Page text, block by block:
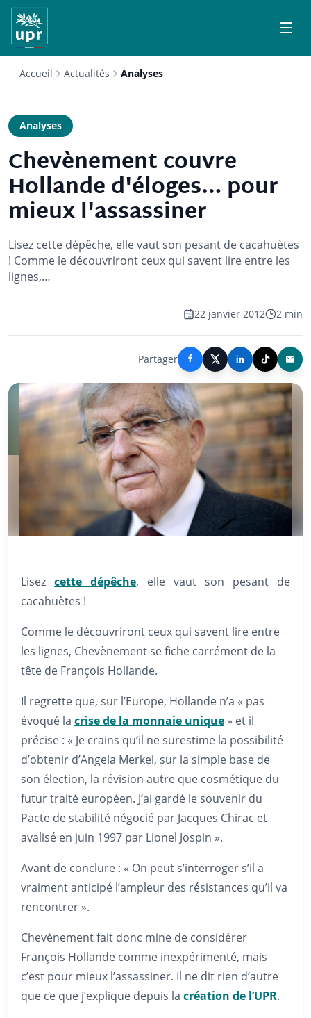
Accueil Actualités Analyses
Analyses
Chevènement couvre
Hollande d'éloges… pour
mieux l'assassiner
Lisez cette dépêche, elle vaut son pesant de cacahuètes
! Comme le découvriront ceux qui savent lire entre les
lignes,…
22 janvier 2012 2 min
Partager
Lisez cette dépêche, elle vaut son pesant de
cacahuètes !
Comme le découvriront ceux qui savent lire entre
les lignes, Chevènement se fiche carrément de la
tête de François Hollande.
Il regrette que, sur l’Europe, Hollande n’a « pas
évoqué la crise de la monnaie unique » et il
précise : « Je crains qu’il ne surestime la possibilité
d’obtenir d’Angela Merkel, sur la simple base de
son élection, la révision autre que cosmétique du
futur traité européen. J’ai gardé le souvenir du
Pacte de stabilité négocié par Jacques Chirac et
avalisé en juin 1997 par Lionel Jospin ».
Avant de conclure : « On peut s’interroger s’il a
vraiment anticipé l’ampleur des résistances qu’il va
rencontrer ».
Chevènement fait donc mine de considérer
François Hollande comme inexpérimenté, mais
c’est pour mieux l’assassiner. Il ne dit rien d’autre
que ce que j’explique depuis la création de l’UPR.